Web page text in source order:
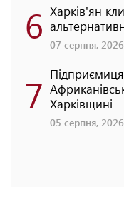
6 Харків'ян
07 серпня,
7 Харківщині
05 серпня,